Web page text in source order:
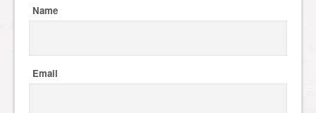
Name
Email